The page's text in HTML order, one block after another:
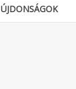
ÚJDONSÁGOK